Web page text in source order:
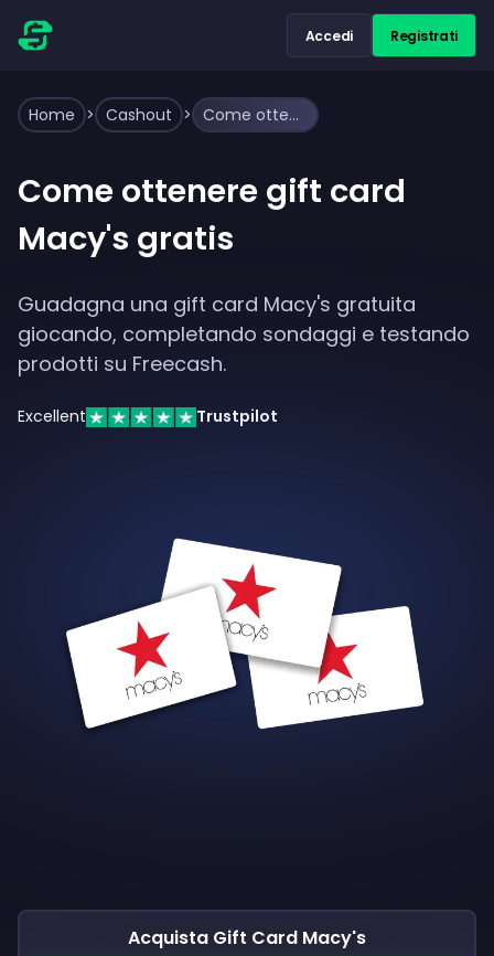
Accedi Registrati
Home > Cashout > Come ottenere gift card Macy's gratis
Come ottenere gift card
Macy's gratis
Guadagna una gift card Macy's gratuita
giocando, completando sondaggi e testando
prodotti su Freecash.
Excellent Trustpilot
Acquista Gift Card Macy's